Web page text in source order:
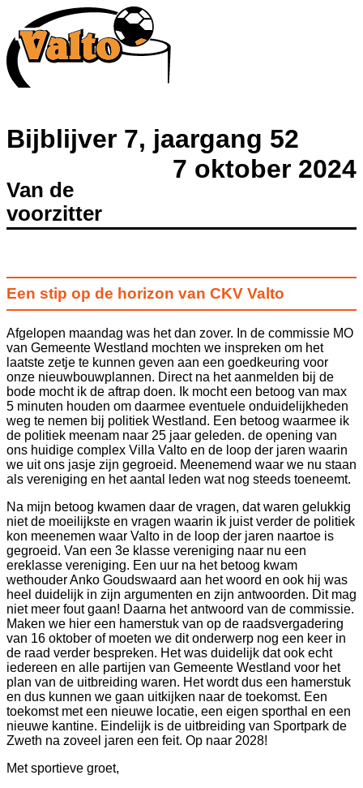
Bijblijver 7, jaargang 52
7 oktober 2024
Van de
voorzitter
Een stip op de horizon van CKV Valto
Afgelopen maandag was het dan zover. In de commissie MO
van Gemeente Westland mochten we inspreken om het
laatste zetje te kunnen geven aan een goedkeuring voor
onze nieuwbouwplannen. Direct na het aanmelden bij de
bode mocht ik de aftrap doen. Ik mocht een betoog van max
5 minuten houden om daarmee eventuele onduidelijkheden
weg te nemen bij politiek Westland. Een betoog waarmee ik
de politiek meenam naar 25 jaar geleden. de opening van
ons huidige complex Villa Valto en de loop der jaren waarin
we uit ons jasje zijn gegroeid. Meenemend waar we nu staan
als vereniging en het aantal leden wat nog steeds toeneemt.
Na mijn betoog kwamen daar de vragen, dat waren gelukkig
niet de moeilijkste en vragen waarin ik juist verder de politiek
kon meenemen waar Valto in de loop der jaren naartoe is
gegroeid. Van een 3e klasse vereniging naar nu een
ereklasse vereniging. Een uur na het betoog kwam
wethouder Anko Goudswaard aan het woord en ook hij was
heel duidelijk in zijn argumenten en zijn antwoorden. Dit mag
niet meer fout gaan! Daarna het antwoord van de commissie.
Maken we hier een hamerstuk van op de raadsvergadering
van 16 oktober of moeten we dit onderwerp nog een keer in
de raad verder bespreken. Het was duidelijk dat ook echt
iedereen en alle partijen van Gemeente Westland voor het
plan van de uitbreiding waren. Het wordt dus een hamerstuk
en dus kunnen we gaan uitkijken naar de toekomst. Een
toekomst met een nieuwe locatie, een eigen sporthal en een
nieuwe kantine. Eindelijk is de uitbreiding van Sportpark de
Zweth na zoveel jaren een feit. Op naar 2028!
Met sportieve groet,